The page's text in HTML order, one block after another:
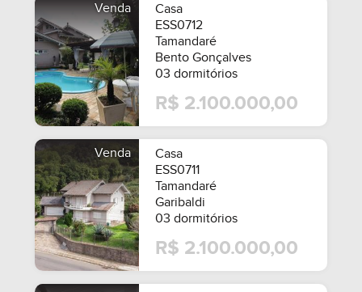
Venda
Casa
ESS0712
Tamandaré
Bento Gonçalves
03 dormitórios
R$ 2.100.000,00
Venda
Casa
ESS0711
Tamandaré
Garibaldi
03 dormitórios
R$ 2.100.000,00